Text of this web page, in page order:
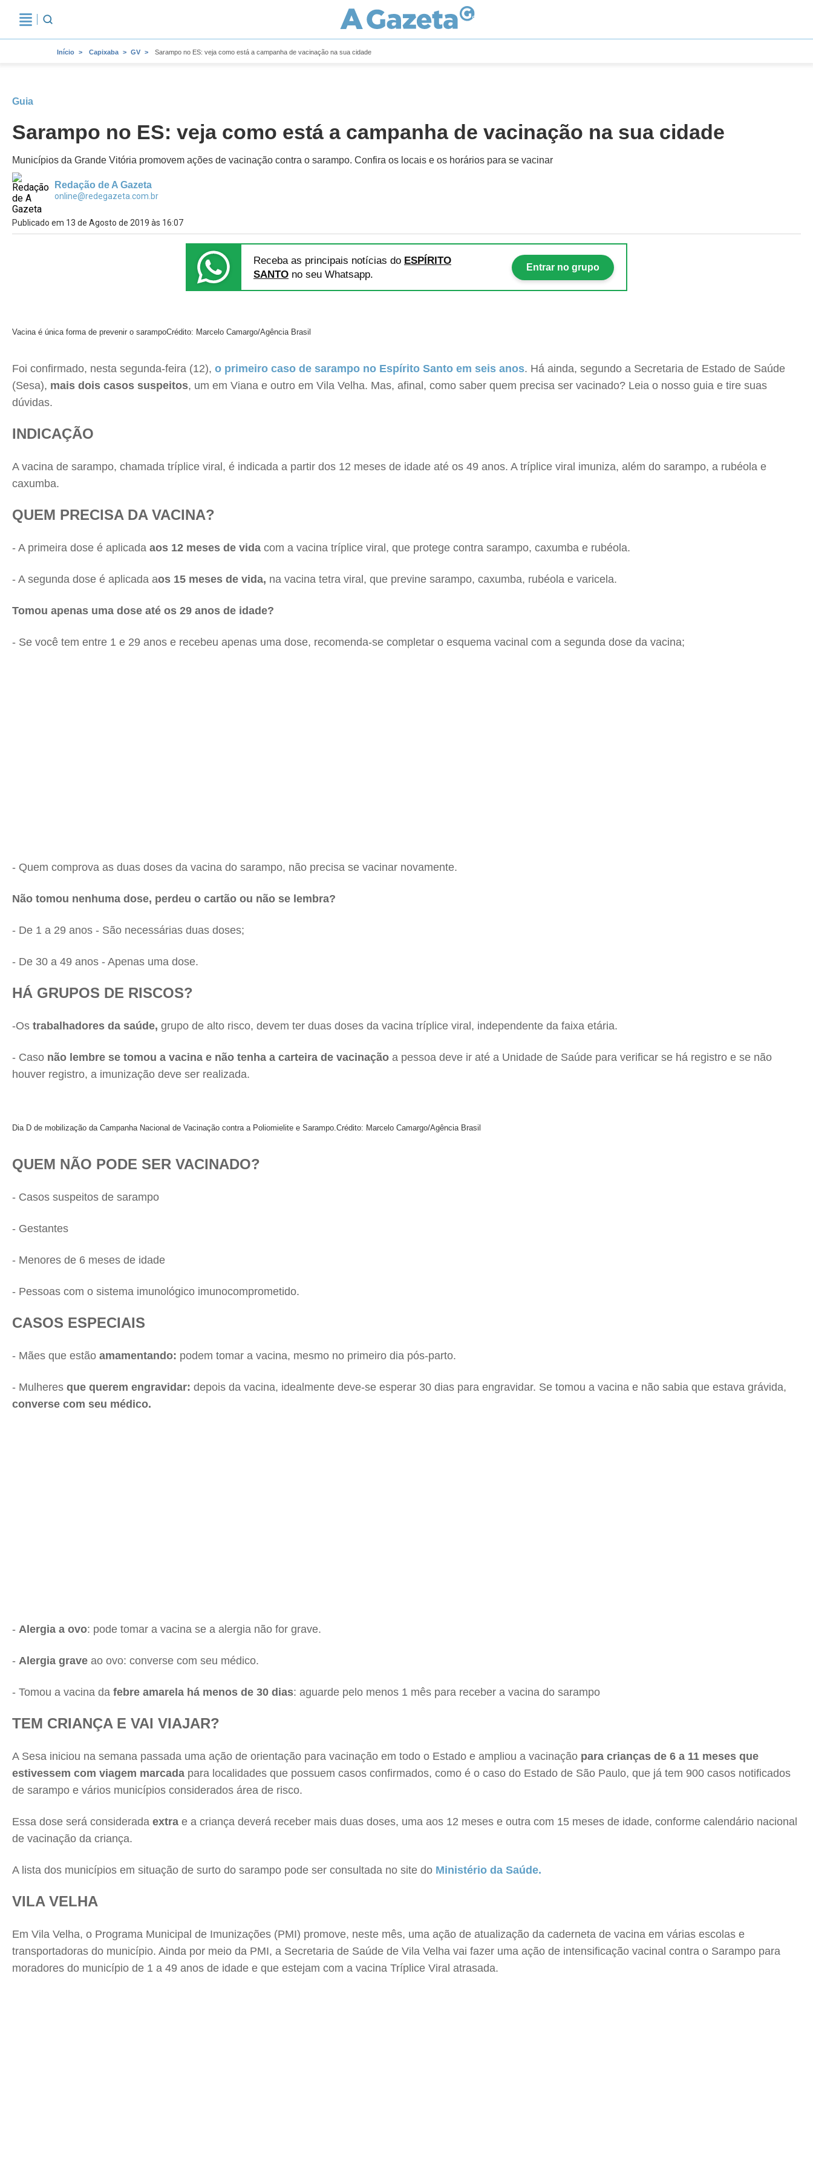
Início Capixaba GV Sarampo no ES: veja como está a campanha de vacinação na sua cidade
Guia
Sarampo no ES: veja como está a campanha de vacinação na sua cidade
Municípios da Grande Vitória promovem ações de vacinação contra o sarampo. Confira os locais e os horários para se vacinar
Redação de A Gazeta
online@redegazeta.com.br
Publicado em 13 de Agosto de 2019 às 16:07
Receba as principais notícias do ESPÍRITO
SANTO no seu Whatsapp.
Entrar no grupo
Vacina é única forma de prevenir o sarampoCrédito: Marcelo Camargo/Agência Brasil
Foi confirmado, nesta segunda-feira (12), o primeiro caso de sarampo no Espírito Santo em seis anos. Há ainda, segundo a Secretaria de Estado de Saúde
(Sesa), mais dois casos suspeitos, um em Viana e outro em Vila Velha. Mas, afinal, como saber quem precisa ser vacinado? Leia o nosso guia e tire suas
dúvidas.
INDICAÇÃO
A vacina de sarampo, chamada tríplice viral, é indicada a partir dos 12 meses de idade até os 49 anos. A tríplice viral imuniza, além do sarampo, a rubéola e
caxumba.
QUEM PRECISA DA VACINA?
- A primeira dose é aplicada aos 12 meses de vida com a vacina tríplice viral, que protege contra sarampo, caxumba e rubéola.
- A segunda dose é aplicada aos 15 meses de vida, na vacina tetra viral, que previne sarampo, caxumba, rubéola e varicela.
Tomou apenas uma dose até os 29 anos de idade?
- Se você tem entre 1 e 29 anos e recebeu apenas uma dose, recomenda-se completar o esquema vacinal com a segunda dose da vacina;
- Quem comprova as duas doses da vacina do sarampo, não precisa se vacinar novamente.
Não tomou nenhuma dose, perdeu o cartão ou não se lembra?
- De 1 a 29 anos - São necessárias duas doses;
- De 30 a 49 anos - Apenas uma dose.
HÁ GRUPOS DE RISCOS?
-Os trabalhadores da saúde, grupo de alto risco, devem ter duas doses da vacina tríplice viral, independente da faixa etária.
- Caso não lembre se tomou a vacina e não tenha a carteira de vacinação a pessoa deve ir até a Unidade de Saúde para verificar se há registro e se não
houver registro, a imunização deve ser realizada.
Dia D de mobilização da Campanha Nacional de Vacinação contra a Poliomielite e Sarampo.Crédito: Marcelo Camargo/Agência Brasil
QUEM NÃO PODE SER VACINADO?
- Casos suspeitos de sarampo
- Gestantes
- Menores de 6 meses de idade
- Pessoas com o sistema imunológico imunocomprometido.
CASOS ESPECIAIS
- Mães que estão amamentando: podem tomar a vacina, mesmo no primeiro dia pós-parto.
- Mulheres que querem engravidar: depois da vacina, idealmente deve-se esperar 30 dias para engravidar. Se tomou a vacina e não sabia que estava grávida,
converse com seu médico.
- Alergia a ovo: pode tomar a vacina se a alergia não for grave.
- Alergia grave ao ovo: converse com seu médico.
- Tomou a vacina da febre amarela há menos de 30 dias: aguarde pelo menos 1 mês para receber a vacina do sarampo
TEM CRIANÇA E VAI VIAJAR?
A Sesa iniciou na semana passada uma ação de orientação para vacinação em todo o Estado e ampliou a vacinação para crianças de 6 a 11 meses que
estivessem com viagem marcada para localidades que possuem casos confirmados, como é o caso do Estado de São Paulo, que já tem 900 casos notificados
de sarampo e vários municípios considerados área de risco.
Essa dose será considerada extra e a criança deverá receber mais duas doses, uma aos 12 meses e outra com 15 meses de idade, conforme calendário nacional
de vacinação da criança.
A lista dos municípios em situação de surto do sarampo pode ser consultada no site do Ministério da Saúde.
VILA VELHA
Em Vila Velha, o Programa Municipal de Imunizações (PMI) promove, neste mês, uma ação de atualização da caderneta de vacina em várias escolas e
transportadoras do município. Ainda por meio da PMI, a Secretaria de Saúde de Vila Velha vai fazer uma ação de intensificação vacinal contra o Sarampo para
moradores do município de 1 a 49 anos de idade e que estejam com a vacina Tríplice Viral atrasada.